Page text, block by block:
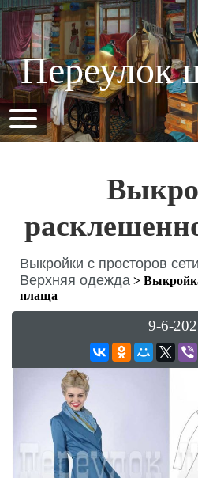
Переулок
Выкройки с просторов сети
Верхняя одежда >
плаща
9-6-